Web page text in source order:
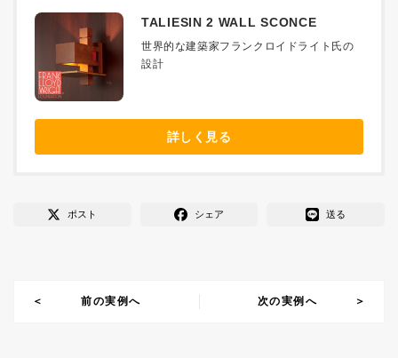
TALIESIN 2 WALL SCONCE
世界的な建築家フランクロイドライト氏の
設計
詳しく見る
ポスト シェア 送る
前の実例へ 次の実例へ